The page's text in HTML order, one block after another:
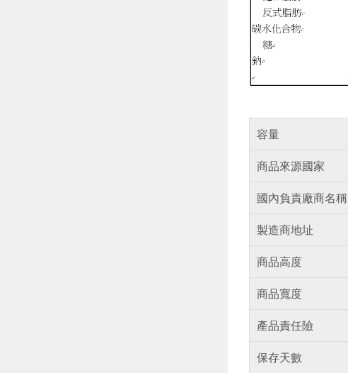
容量
商品來源國家
國內負責廠商名稱
製造商地址
商品高度
商品寬度
產品責任險
保存天數